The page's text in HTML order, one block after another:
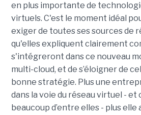
en plus importante de
virtuels. C'est le moment idéal
exiger de toutes ses sources de
qu'elles expliquent clairement
s'intégreront dans ce nouveau
multi-cloud, et de s’éloigner de
bonne stratégie. Plus une
dans la voie du réseau virtuel - et
beaucoup d’entre elles - plus elle